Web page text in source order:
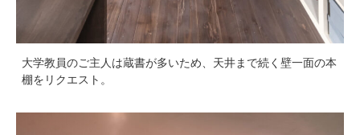
大学教員のご主人は蔵書が多いため、天井まで続く壁一面の本
棚をリクエスト。